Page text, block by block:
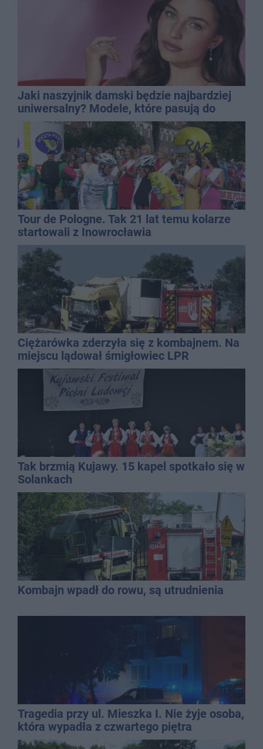
Jaki naszyjnik damski będzie najbardziej
uniwersalny? Modele, które pasują do
wielu stylizacji
Tour de Pologne. Tak 21 lat temu kolarze
startowali z Inowrocławia
Ciężarówka zderzyła się z kombajnem. Na
miejscu lądował śmigłowiec LPR
Tak brzmią Kujawy. 15 kapel spotkało się w
Solankach
Kombajn wpadł do rowu, są utrudnienia
Tragedia przy ul. Mieszka I. Nie żyje osoba,
która wypadła z czwartego piętra